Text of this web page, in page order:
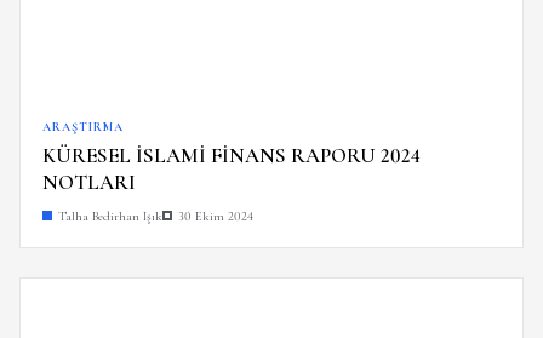
ARAŞTIRMA
KÜRESEL İSLAMİ FİNANS RAPORU 2024
NOTLARI
Talha Bedirhan Işık 30 Ekim 2024